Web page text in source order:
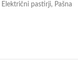
Električni pastirji, Pašna